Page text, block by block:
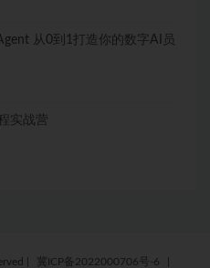
从0到1打造你的数字AI员
实战营
冀ICP备2022000706号-6